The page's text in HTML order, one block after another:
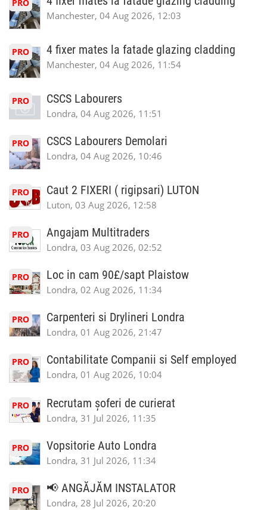
PRO
Manchester, 04 Aug 2026, 12:03
PRO 4 fixer mates la fatade glazing cladding
Manchester, 04 Aug 2026, 11:54
PRO CSCS Labourers
Londra, 04 Aug 2026, 11:51
PRO CSCS Labourers Demolari
Londra, 04 Aug 2026, 10:46
PRO Caut 2 FIXERI ( rigipsari) LUTON
Luton, 03 Aug 2026, 12:58
PRO Angajam Multitraders
Londra, 03 Aug 2026, 02:52
PRO Loc in cam 90£/sapt Plaistow
Londra, 02 Aug 2026, 11:34
PRO Carpenteri si Drylineri Londra
Londra, 01 Aug 2026, 21:47
PRO Contabilitate Companii si Self employed
Londra, 01 Aug 2026, 10:04
PRO Recrutam șoferi de curierat
Londra, 31 Jul 2026, 11:35
PRO Vopsitorie Auto Londra
Londra, 31 Jul 2026, 11:34
PRO 📢 ANGĂJĂM INSTALATOR
Londra, 28 Jul 2026, 20:20